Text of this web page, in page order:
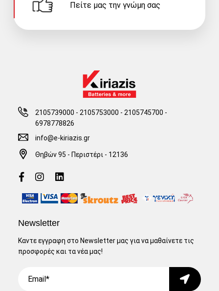
Πείτε μας την γνώμη σας
2105739000 - 2105753000 - 2105745700 -
6978778826
info@e-kiriazis.gr
Θηβών 95 - Περιστέρι - 12136
Newsletter
Καντε εγγραφη στο Newsletter μας για να μαθαίνετε τις
προσφορές και τα νέα μας!
Submit